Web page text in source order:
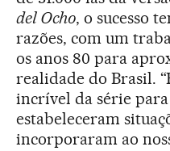
del Ocho, o sucesso
razões, com um
os anos 80 para
realidade do Brasil.
incrível da série
estabeleceram
incorporaram ao